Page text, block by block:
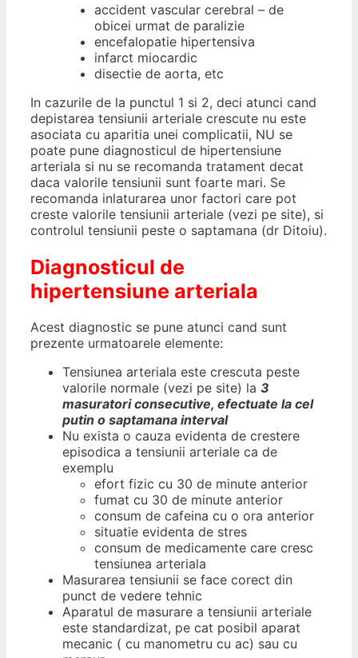
accident vascular cerebral – de
obicei urmat de paralizie
encefalopatie hipertensiva
infarct miocardic
disectie de aorta, etc
In cazurile de la punctul 1 si 2, deci atunci cand
depistarea tensiunii arteriale crescute nu este
asociata cu aparitia unei complicatii, NU se
poate pune diagnosticul de hipertensiune
arteriala si nu se recomanda tratament decat
daca valorile tensiunii sunt foarte mari. Se
recomanda inlaturarea unor factori care pot
creste valorile tensiunii arteriale (vezi pe site), si
controlul tensiunii peste o saptamana (dr Ditoiu).
Diagnosticul de
hipertensiune arteriala
Acest diagnostic se pune atunci cand sunt
prezente urmatoarele elemente:
Tensiunea arteriala este crescuta peste
valorile normale (vezi pe site) la 3
masuratori consecutive, efectuate la cel
putin o saptamana interval
Nu exista o cauza evidenta de crestere
episodica a tensiunii arteriale ca de
exemplu
efort fizic cu 30 de minute anterior
fumat cu 30 de minute anterior
consum de cafeina cu o ora anterior
situatie evidenta de stres
consum de medicamente care cresc
tensiunea arteriala
Masurarea tensiunii se face corect din
punct de vedere tehnic
Aparatul de masurare a tensiunii arteriale
este standardizat, pe cat posibil aparat
mecanic ( cu manometru cu ac) sau cu